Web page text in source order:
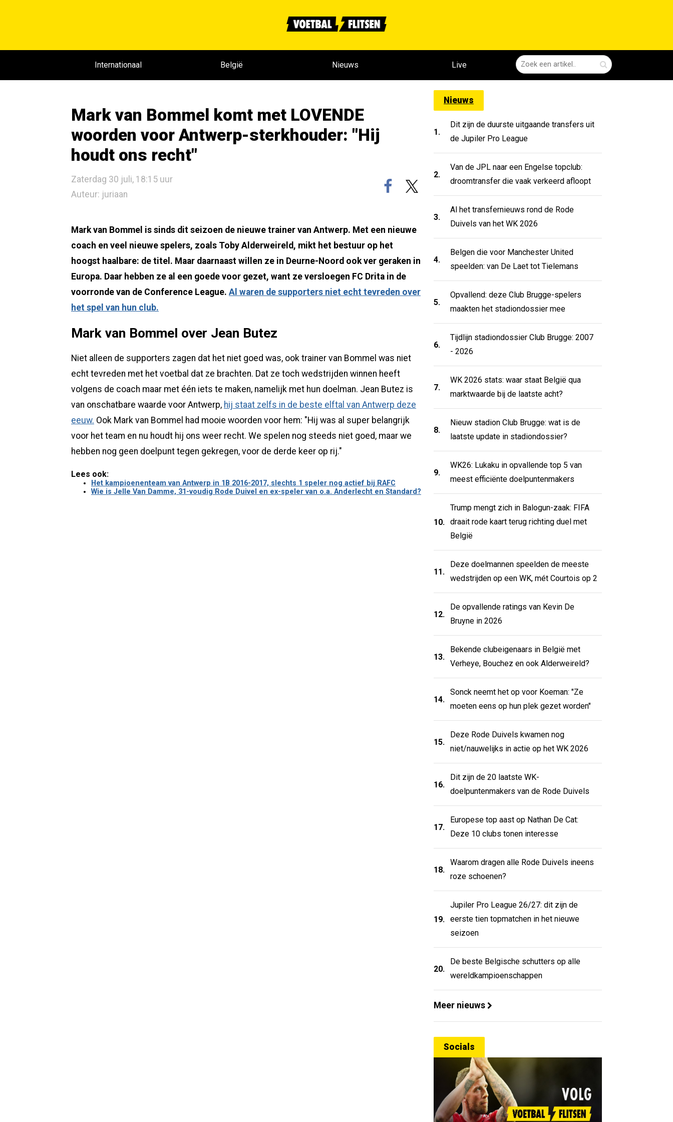
Internationaal België Nieuws Live
Mark van Bommel komt met LOVENDE
woorden voor Antwerp-sterkhouder: "Hij
houdt ons recht"
Zaterdag 30 juli, 18:15 uur
Auteur: juriaan
Mark van Bommel is sinds dit seizoen de nieuwe trainer van Antwerp. Met een nieuwe
coach en veel nieuwe spelers, zoals Toby Alderweireld, mikt het bestuur op het
hoogst haalbare: de titel. Maar daarnaast willen ze in Deurne-Noord ook ver geraken in
Europa. Daar hebben ze al een goede voor gezet, want ze versloegen FC Drita in de
voorronde van de Conference League. Al waren de supporters niet echt tevreden over
het spel van hun club.
Mark van Bommel over Jean Butez
Niet alleen de supporters zagen dat het niet goed was, ook trainer van Bommel was niet
echt tevreden met het voetbal dat ze brachten. Dat ze toch wedstrijden winnen heeft
volgens de coach maar met één iets te maken, namelijk met hun doelman. Jean Butez is
van onschatbare waarde voor Antwerp, hij staat zelfs in de beste elftal van Antwerp deze
eeuw. Ook Mark van Bommel had mooie woorden voor hem: "Hij was al super belangrijk
voor het team en nu houdt hij ons weer recht. We spelen nog steeds niet goed, maar we
hebben nog geen doelpunt tegen gekregen, voor de derde keer op rij."
Lees ook:
Het kampioenenteam van Antwerp in 1B 2016-2017, slechts 1 speler nog actief bij RAFC
Wie is Jelle Van Damme, 31-voudig Rode Duivel en ex-speler van o.a. Anderlecht en Standard?
Nieuws
1.
Dit zijn de duurste uitgaande transfers uit
de Jupiler Pro League
2.
Van de JPL naar een Engelse topclub:
droomtransfer die vaak verkeerd afloopt
3.
Al het transfernieuws rond de Rode
Duivels van het WK 2026
4.
Belgen die voor Manchester United
speelden: van De Laet tot Tielemans
5.
Opvallend: deze Club Brugge-spelers
maakten het stadiondossier mee
6.
Tijdlijn stadiondossier Club Brugge: 2007
- 2026
7.
WK 2026 stats: waar staat België qua
marktwaarde bij de laatste acht?
8.
Nieuw stadion Club Brugge: wat is de
laatste update in stadiondossier?
9.
WK26: Lukaku in opvallende top 5 van
meest efficiënte doelpuntenmakers
10.
Trump mengt zich in Balogun-zaak: FIFA
draait rode kaart terug richting duel met
België
11.
Deze doelmannen speelden de meeste
wedstrijden op een WK, mét Courtois op 2
12.
De opvallende ratings van Kevin De
Bruyne in 2026
13.
Bekende clubeigenaars in België met
Verheye, Bouchez en ook Alderweireld?
14.
Sonck neemt het op voor Koeman: "Ze
moeten eens op hun plek gezet worden"
15.
Deze Rode Duivels kwamen nog
niet/nauwelijks in actie op het WK 2026
16.
Dit zijn de 20 laatste WK-
doelpuntenmakers van de Rode Duivels
17.
Europese top aast op Nathan De Cat:
Deze 10 clubs tonen interesse
18.
Waarom dragen alle Rode Duivels ineens
roze schoenen?
19.
Jupiler Pro League 26/27: dit zijn de
eerste tien topmatchen in het nieuwe
seizoen
20.
De beste Belgische schutters op alle
wereldkampioenschappen
Meer nieuws
Socials